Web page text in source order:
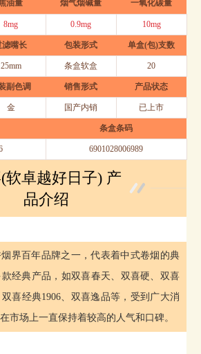
油量 烟气烟碱量 一氧化碳量
8mg 0.9mg 10mg
滤嘴长 包装形式 单盒(包)支数
25mm 条盒软盒 20
副色调 销售形式 产品状态
金 国产内销 已上市
条盒条码
6901028006989
软卓越好日子) 产
品介绍
界百年品牌之一，代表着中式卷烟的典
经典产品，如双喜春天、双喜硬、双喜
喜经典1906、双喜逸品等，受到广大消
市场上一直保持着较高的人气和口碑。